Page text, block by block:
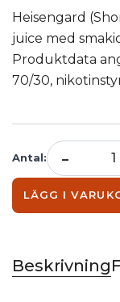
Heisengard
juice med
Produktdata
70/30,
Antal: -
LÄGG I
Beskrivning